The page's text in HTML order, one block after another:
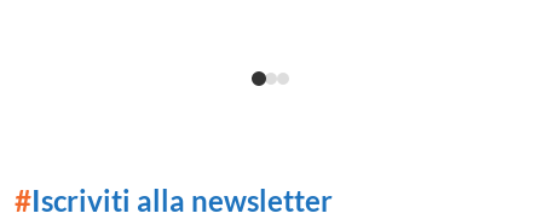
#Iscriviti alla newsletter